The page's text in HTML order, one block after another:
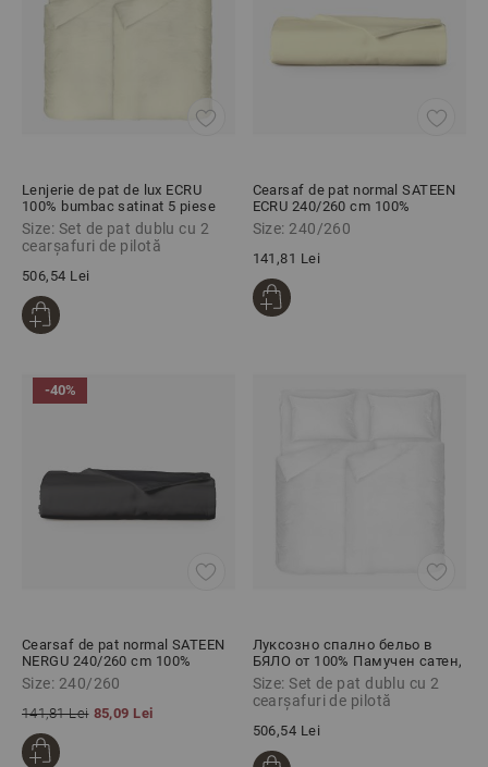
Lenjerie de pat de lux ECRU
100% bumbac satinat 5 piese
Size: Set de pat dublu cu 2
cearșafuri de pilotă
506,54 Lei
Cearsaf de pat normal SATEEN
ECRU 240/260 cm 100%
bumbac satinat
Size: 240/260
141,81 Lei
-40%
Cearsaf de pat normal SATEEN
NERGU 240/260 cm 100%
bumbac satinat
Size: 240/260
141,81 Lei 85,09 Lei
Луксозно спално бельо в
БЯЛО от 100% Памучен сатен,
5 части
Size: Set de pat dublu cu 2
cearșafuri de pilotă
506,54 Lei